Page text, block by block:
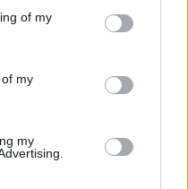
of my
my
my
στο
όλες τις ειδήσεις
ΟΠΛΩΝ